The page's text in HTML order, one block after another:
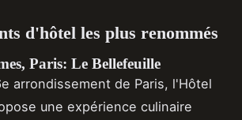
d'hôtel les plus renommés
Paris: Le Bellefeuille
arrondissement de Paris, l'Hôtel
une expérience culinaire